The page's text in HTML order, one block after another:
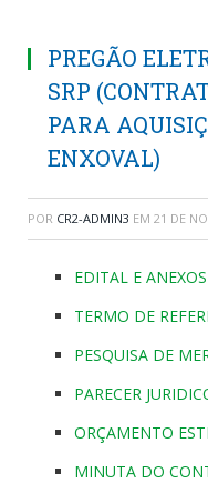
PREGÃO
SRP
PARA
ENXOVAL)
POR CR2-ADMIN3 EM 21 DE
EDITAL E ANEXOS
TERMO DE
PESQUISA DE
PARECER
ORÇAMENTO
MINUTA DO